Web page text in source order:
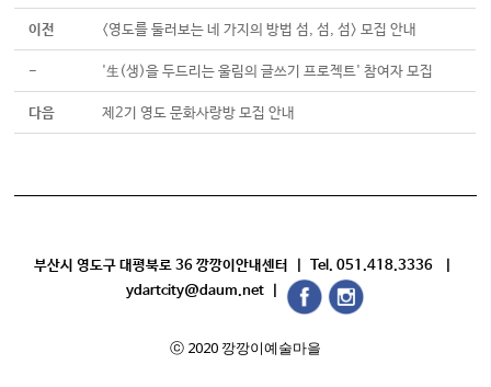
이전 <영도를 둘러보는 네 가지의 방법 섬, 섬, 섬> 모집 안내
- '生(생)을 두드리는 울림의 글쓰기 프로젝트' 참여자 모집
다음 제2기 영도 문화사랑방 모집 안내
부산시 영도구 대평북로 36 깡깡이안내센터 | Tel. 051.418.3336 |
ydartcity@daum.net |
ⓒ 2020 깡깡이예술마을